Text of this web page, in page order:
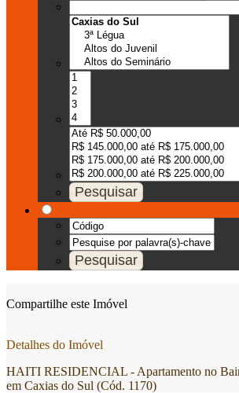
Compartilhe este Imóvel
Detalhes do Imóvel
HAITI RESIDENCIAL - Apartamento no
em Caxias do Sul (Cód. 1170)